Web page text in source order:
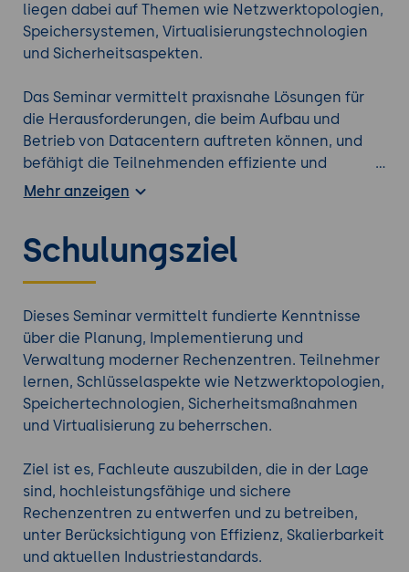
liegen dabei auf Themen wie Netzwerktopologien,
Speichersystemen, Virtualisierungstechnologien
und Sicherheitsaspekten.
Das Seminar vermittelt praxisnahe Lösungen für
die Herausforderungen, die beim Aufbau und
Betrieb von Datacentern auftreten können, und
befähigt die Teilnehmenden effiziente und
zuverlässige Rechenzentren zu konzipieren und zu
Finden Sie weitere für Sie passende
Mehr anzeigen
Schulungsziel
Dieses Seminar vermittelt fundierte Kenntnisse
über die Planung, Implementierung und
Verwaltung moderner Rechenzentren. Teilnehmer
lernen, Schlüsselaspekte wie Netzwerktopologien,
Speichertechnologien, Sicherheitsmaßnahmen
und Virtualisierung zu beherrschen.
Ziel ist es, Fachleute auszubilden, die in der Lage
sind, hochleistungsfähige und sichere
Rechenzentren zu entwerfen und zu betreiben,
unter Berücksichtigung von Effizienz, Skalierbarkeit
und aktuellen Industriestandards.